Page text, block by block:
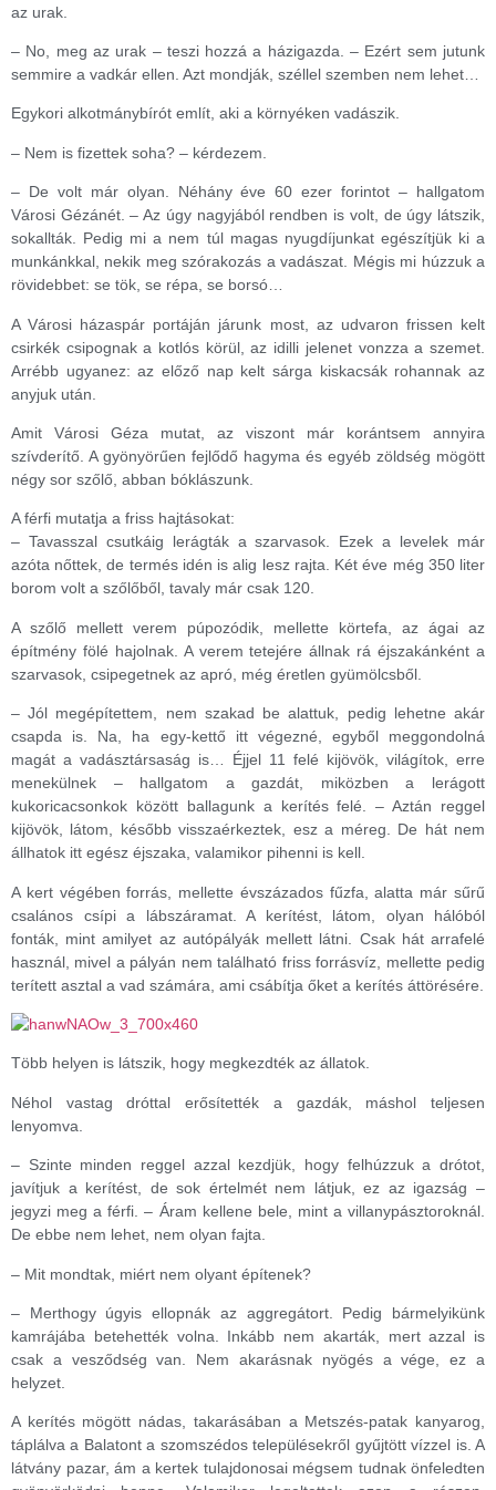
az urak.
– No, meg az urak – teszi hozzá a házigazda. – Ezért sem jutunk
semmire a vadkár ellen. Azt mondják, széllel szemben nem lehet…
Egykori alkotmánybírót említ, aki a környéken vadászik.
– Nem is fizettek soha? – kérdezem.
– De volt már olyan. Néhány éve 60 ezer forintot – hallgatom
Városi Gézánét. – Az úgy nagyjából rendben is volt, de úgy látszik,
sokallták. Pedig mi a nem túl magas nyugdíjunkat egészítjük ki a
munkánkkal, nekik meg szórakozás a vadászat. Mégis mi húzzuk a
rövidebbet: se tök, se répa, se borsó…
A Városi házaspár portáján járunk most, az udvaron frissen kelt
csirkék csipognak a kotlós körül, az idilli jelenet vonzza a szemet.
Arrébb ugyanez: az előző nap kelt sárga kiskacsák rohannak az
anyjuk után.
Amit Városi Géza mutat, az viszont már korántsem annyira
szívderítő. A gyönyörűen fejlődő hagyma és egyéb zöldség mögött
négy sor szőlő, abban bóklászunk.
A férfi mutatja a friss hajtásokat:
– Tavasszal csutkáig lerágták a szarvasok. Ezek a levelek már
azóta nőttek, de termés idén is alig lesz rajta. Két éve még 350 liter
borom volt a szőlőből, tavaly már csak 120.
A szőlő mellett verem púpozódik, mellette körtefa, az ágai az
építmény fölé hajolnak. A verem tetejére állnak rá éjszakánként a
szarvasok, csipegetnek az apró, még éretlen gyümölcsből.
– Jól megépítettem, nem szakad be alattuk, pedig lehetne akár
csapda is. Na, ha egy-kettő itt végezné, egyből meggondolná
magát a vadásztársaság is… Éjjel 11 felé kijövök, világítok, erre
menekülnek – hallgatom a gazdát, miközben a lerágott
kukoricacsonkok között ballagunk a kerítés felé. – Aztán reggel
kijövök, látom, később visszaérkeztek, esz a méreg. De hát nem
állhatok itt egész éjszaka, valamikor pihenni is kell.
A kert végében forrás, mellette évszázados fűzfa, alatta már sűrű
csalános csípi a lábszáramat. A kerítést, látom, olyan hálóból
fonták, mint amilyet az autópályák mellett látni. Csak hát arrafelé
használ, mivel a pályán nem található friss forrásvíz, mellette pedig
terített asztal a vad számára, ami csábítja őket a kerítés áttörésére.
Több helyen is látszik, hogy megkezdték az állatok.
Néhol vastag dróttal erősítették a gazdák, máshol teljesen
lenyomva.
– Szinte minden reggel azzal kezdjük, hogy felhúzzuk a drótot,
javítjuk a kerítést, de sok értelmét nem látjuk, ez az igazság –
jegyzi meg a férfi. – Áram kellene bele, mint a villanypásztoroknál.
De ebbe nem lehet, nem olyan fajta.
– Mit mondtak, miért nem olyant építenek?
– Merthogy úgyis ellopnák az aggregátort. Pedig bármelyikünk
kamrájába betehették volna. Inkább nem akarták, mert azzal is
csak a vesződség van. Nem akarásnak nyögés a vége, ez a
helyzet.
A kerítés mögött nádas, takarásában a Metszés-patak kanyarog,
táplálva a Balatont a szomszédos településekről gyűjtött vízzel is. A
látvány pazar, ám a kertek tulajdonosai mégsem tudnak önfeledten